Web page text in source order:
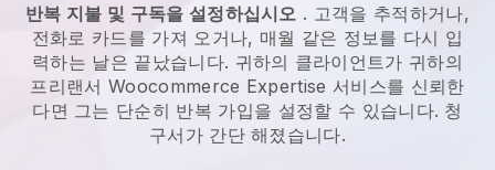
반복 지불 및 구독을 설정하십시오 . 고객을 추적하거나,
전화로 카드를 가져 오거나, 매월 같은 정보를 다시 입
력하는 날은 끝났습니다. 귀하의 클라이언트가 귀하의
프리랜서 Woocommerce Expertise 서비스를 신뢰한
다면 그는 단순히 반복 가입을 설정할 수 있습니다. 청
구서가 간단 해졌습니다.